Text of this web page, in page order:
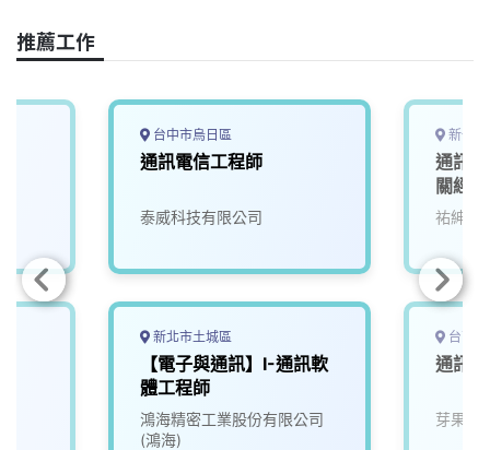
o
k
n
k
推薦工作
台中市烏日區
通訊電信工程師
泰威科技有限公司
新北市土城區
【電子與通訊】I-通訊軟
體工程師
鴻海精密工業股份有限公司
(鴻海)
新竹
通訊/
關經
祐紳科
台南
通訊/
芽果科